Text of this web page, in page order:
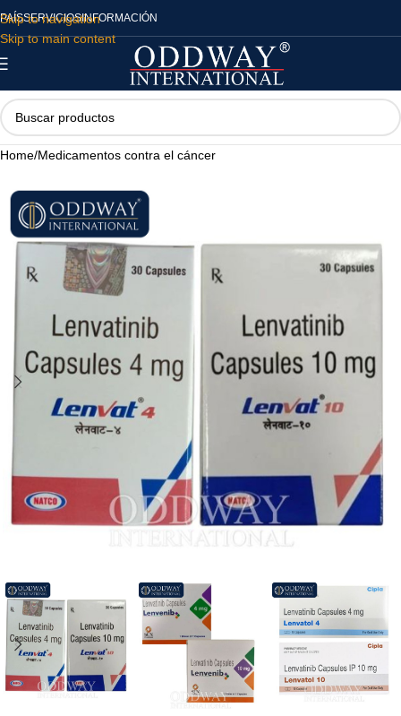
Skip to navigation
Skip to main content
PAÍSSERVICIOSINFORMACIÓN
Home/Medicamentos contra el cáncer